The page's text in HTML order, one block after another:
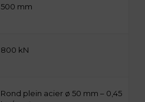
500 mm
800 kN
Rond plein acier ø 50 mm – 0,45